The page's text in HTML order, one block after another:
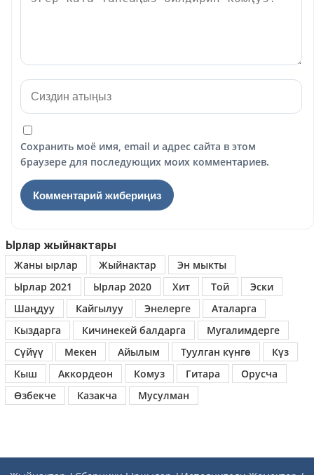
Сохранить моё имя, email и адрес сайта в этом
браузере для последующих моих комментариев.
Ырлар жыйнактары
Жаны ырлар
Жыйнактар
Эн мыкты
Ырлар 2021
Ырлар 2020 Хит Той
Эски
Шаңдуу
Кайгылуу Энелерге
Аталарга
Кыздарга
Кичинекей балдарга
Мугалимдерге
Сүйүү
Мекен Айылым Туулган күнгө
Күз
Кыш
Аккордеон Комуз Гитара
Орусча
Өзбекче
Казакча Мусулман